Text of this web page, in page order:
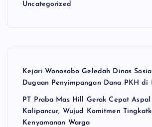
Uncategorized
Kejari Wonosobo Geledah Dinas
Dugaan Penyimpangan Dana PKH di
PT Praba Mas Hill Gerak Cepat Aspal
Kalipancur, Wujud Komitmen
Kenyamanan Warga